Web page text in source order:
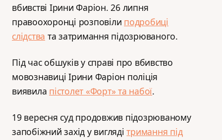
вбивстві Ірини Фаріон. 26 липня
правоохоронці розповіли подробиці
слідства та затримання підозрюваного.
Під час обшуків у справі про вбивство
мовознавиці Ірини Фаріон поліція
виявила пістолет «Форт» та набої.
19 вересня суд продовжив підозрюваному
запобіжний захід у виглядітримання під